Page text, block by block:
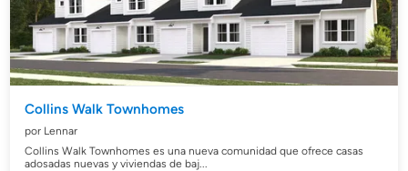
Collins Walk Townhomes
por Lennar
Collins Walk Townhomes es una nueva comunidad que ofrece casas
adosadas nuevas y viviendas de baj...